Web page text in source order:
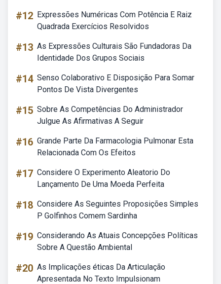
#12 Expressões Numéricas Com Potência E Raiz
Quadrada Exercícios Resolvidos
#13 As Expressões Culturais São Fundadoras Da
Identidade Dos Grupos Sociais
#14 Senso Colaborativo E Disposição Para Somar
Pontos De Vista Divergentes
#15 Sobre As Competências Do Administrador
Julgue As Afirmativas A Seguir
#16 Grande Parte Da Farmacologia Pulmonar Esta
Relacionada Com Os Efeitos
#17 Considere O Experimento Aleatorio Do
Lançamento De Uma Moeda Perfeita
#18 Considere As Seguintes Proposições Simples
P Golfinhos Comem Sardinha
#19 Considerando As Atuais Concepções Políticas
Sobre A Questão Ambiental
#20 As Implicações éticas Da Articulação
Apresentada No Texto Impulsionam